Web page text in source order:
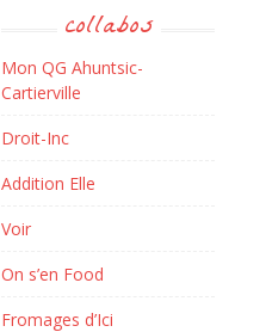
collabos
Mon QG Ahuntsic-
Cartierville
Droit-Inc
Addition Elle
Voir
On s’en Food
Fromages d’Ici